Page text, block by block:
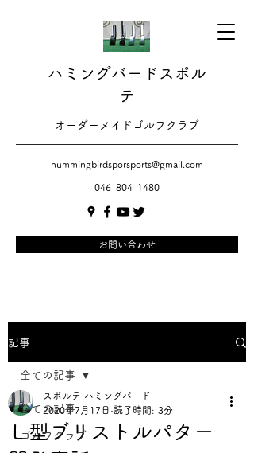
ハミングバードスポル
テ
​​オーダーメイドゴルフクラブ
hummingbirdsporsports@gmail.com
046-804-1480
お問い合わせ
記事
全ての記事
ゴルフクラブ
全ての記事
Ｌ型ブリストルパター
スポルテ ハミングバード
2020年7月17日 読了時間: 3分